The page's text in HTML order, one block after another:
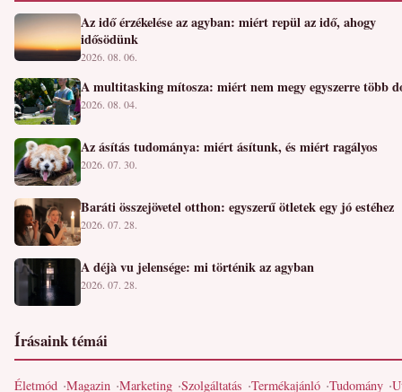
Az idő érzékelése az agyban: miért repül az idő, ahogy
idősödünk
2026. 08. 06.
A multitasking mítosza: miért nem megy egyszerre több
2026. 08. 04.
Az ásítás tudománya: miért ásítunk, és miért ragályos
2026. 07. 30.
Baráti összejövetel otthon: egyszerű ötletek egy jó estéhez
2026. 07. 28.
A déjà vu jelensége: mi történik az agyban
2026. 07. 28.
Írásaink témái
Életmód Magazin Marketing Szolgáltatás Termékajánló Tudomány